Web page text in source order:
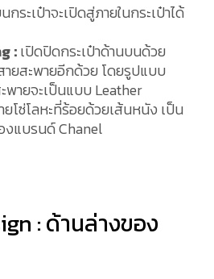
กระเป๋าจะเปิดสู่ภายในกระเป๋าได้
:เปิดปิดกระเป๋าด้านบนด้วย
ายสะพายอีกด้วย โดยรูปแบบ
พายจะเป็นแบบ Leather
โซ่โลหะที่ร้อยด้วยเส้นหนัง เป็น
แบรนด์ Chanel
: ด้านล่างของ